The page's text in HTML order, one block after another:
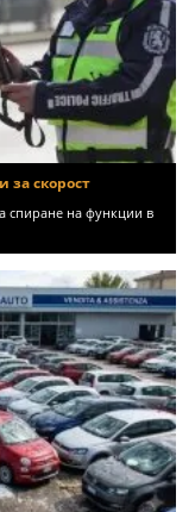
за скорост
спиране на функции в